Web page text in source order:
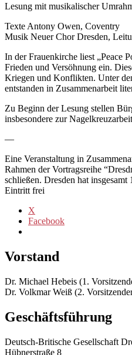
Lesung mit musikalischer
Texte Antony Owen, Coventry
Musik Neuer Chor Dresden,
In der Frauenkirche liest „Peace
Frieden und Versöhnung ein.
Kriegen und Konflikten. Unter
entstanden in Zusammenarbeit
Zu Beginn der Lesung stellen
insbesondere zur
—
Eine Veranstaltung in
Rahmen der Vortragsreihe
schließen. Dresden hat
Eintritt frei
X
Facebook
Vorstand
Dr. Michael Hebeis (1.
Dr. Volkmar Weiß (2.
Geschäftsführung
Deutsch-Britische Gesellschaft
Hübnerstraße 8